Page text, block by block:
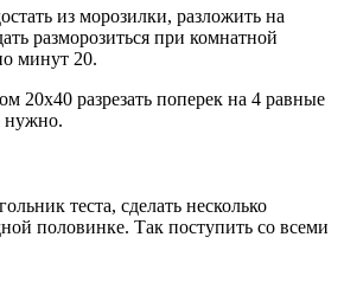
из морозилки, разложить на
разморозиться при комнатной
минут 20.
20х40 разрезать поперек на 4 равные
нужно.
теста, сделать несколько
половинке. Так поступить со всеми